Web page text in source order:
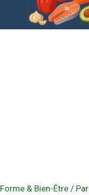
Forme & Bien-Être/ Par